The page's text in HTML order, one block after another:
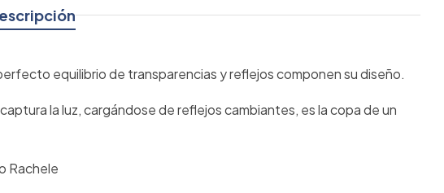
equilibrio de transparencias y reflejos componen su diseño.
la luz, cargándose de reflejos cambiantes, es la copa de un
Rachele